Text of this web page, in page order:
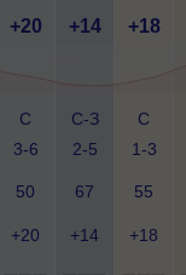
+20 +14 +18
С
3-6
С-З
2-5
С
1-3
50 67 55
+20 +14 +18